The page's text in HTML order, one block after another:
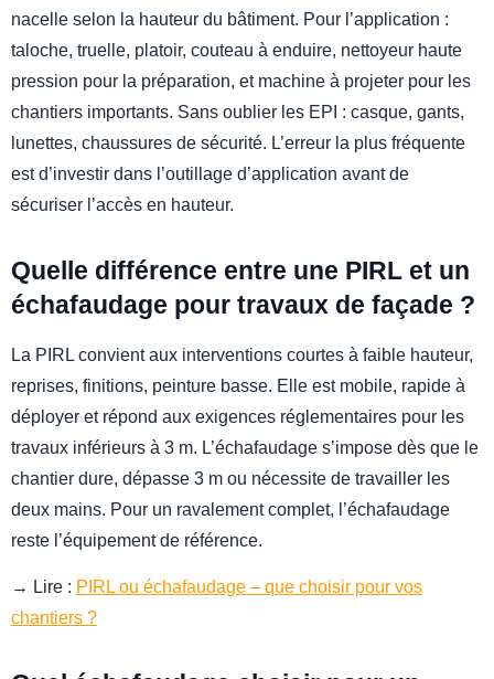
nacelle selon la hauteur du bâtiment. Pour l’application :
taloche, truelle, platoir, couteau à enduire, nettoyeur haute
pression pour la préparation, et machine à projeter pour les
chantiers importants. Sans oublier les EPI : casque, gants,
lunettes, chaussures de sécurité. L’erreur la plus fréquente
est d’investir dans l’outillage d’application avant de
sécuriser l’accès en hauteur.
Quelle différence entre une PIRL et un
échafaudage pour travaux de façade ?
La PIRL convient aux interventions courtes à faible hauteur,
reprises, finitions, peinture basse. Elle est mobile, rapide à
déployer et répond aux exigences réglementaires pour les
travaux inférieurs à 3 m. L’échafaudage s’impose dès que le
chantier dure, dépasse 3 m ou nécessite de travailler les
deux mains. Pour un ravalement complet, l’échafaudage
reste l’équipement de référence.
→ Lire : PIRL ou échafaudage – que choisir pour vos
chantiers ?